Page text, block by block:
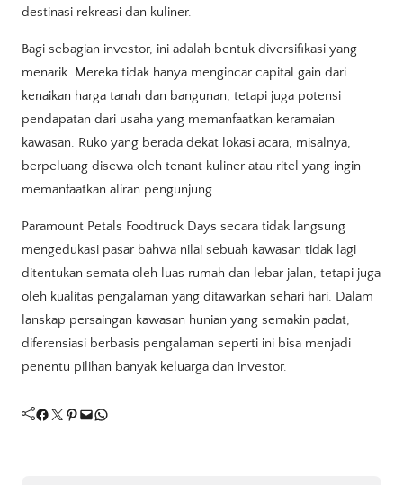
destinasi rekreasi dan kuliner.
Bagi sebagian investor, ini adalah bentuk diversifikasi yang
menarik. Mereka tidak hanya mengincar capital gain dari
kenaikan harga tanah dan bangunan, tetapi juga potensi
pendapatan dari usaha yang memanfaatkan keramaian
kawasan. Ruko yang berada dekat lokasi acara, misalnya,
berpeluang disewa oleh tenant kuliner atau ritel yang ingin
memanfaatkan aliran pengunjung.
Paramount Petals Foodtruck Days secara tidak langsung
mengedukasi pasar bahwa nilai sebuah kawasan tidak lagi
ditentukan semata oleh luas rumah dan lebar jalan, tetapi juga
oleh kualitas pengalaman yang ditawarkan sehari hari. Dalam
lanskap persaingan kawasan hunian yang semakin padat,
diferensiasi berbasis pengalaman seperti ini bisa menjadi
penentu pilihan banyak keluarga dan investor.
Facebook Twitter Pinterest Mail WhatsApp